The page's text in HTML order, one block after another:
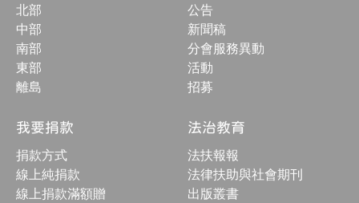
北部
中部
南部
東部
離島
公告
新聞稿
分會服務異動
活動
招募
我要捐款
捐款方式
線上純捐款
線上捐款滿額贈
法治教育
法扶報報
法律扶助與社會期刊
出版叢書